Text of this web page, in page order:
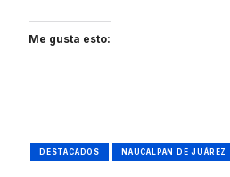
Me gusta esto:
DESTACADOS NAUCALPAN DE JUÁREZ